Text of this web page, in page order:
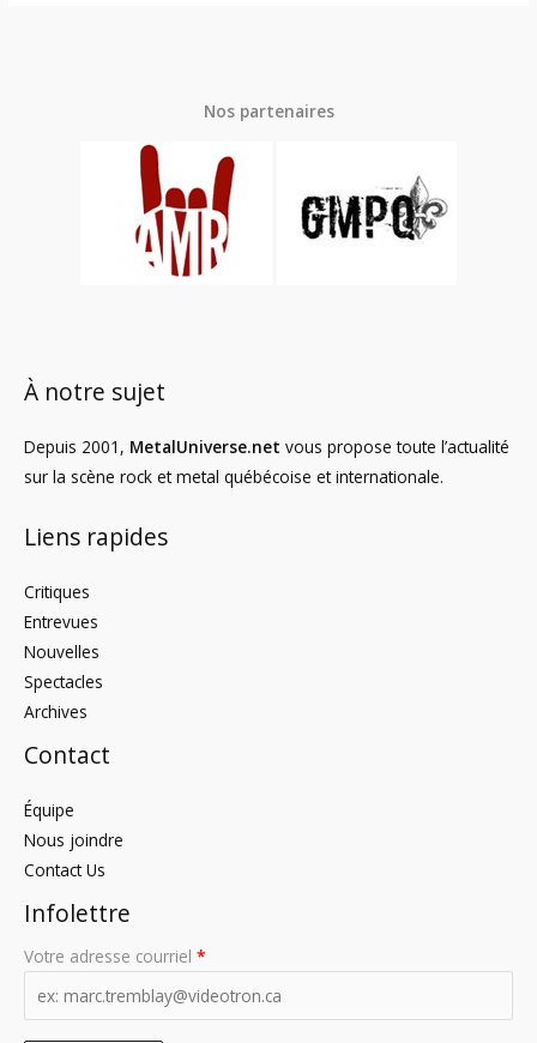
Nos partenaires
À notre sujet
Depuis 2001, MetalUniverse.net vous propose toute l’actualité
sur la scène rock et metal québécoise et internationale.
Liens rapides
Critiques
Entrevues
Nouvelles
Spectacles
Archives
Contact
Équipe
Nous joindre
Contact Us
Infolettre
Votre adresse courriel *